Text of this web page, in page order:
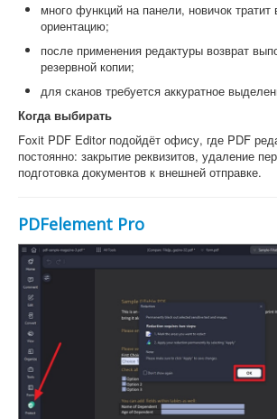
много функций на панели, новичок тратит
ориентацию;
после применения редактуры возврат
резервной копии;
для сканов требуется аккуратное
Когда выбирать
Foxit PDF Editor подойдёт офису, где PDF
постоянно: закрытие реквизитов, удаление
подготовка документов к внешней отправке.
PDFelement Pro